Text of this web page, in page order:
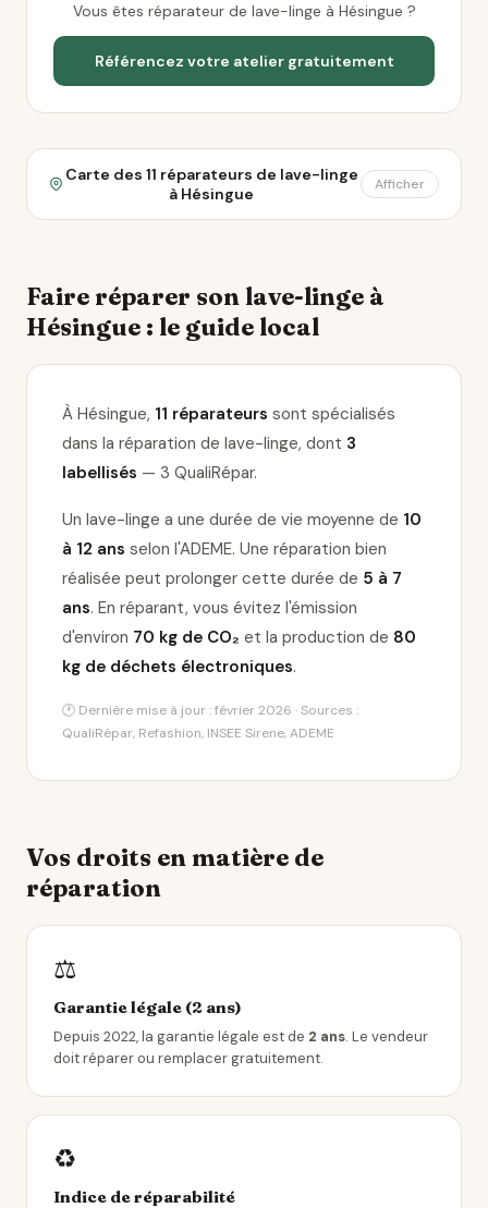
Vous êtes réparateur de lave-linge à Hésingue ?
Référencez votre atelier gratuitement
Carte des 11 réparateurs de lave-linge
à Hésingue
Afficher
Faire réparer son lave-linge à
Hésingue : le guide local
À Hésingue, 11 réparateurs sont spécialisés
dans la réparation de lave-linge, dont 3
labellisés — 3 QualiRépar.
Un lave-linge a une durée de vie moyenne de 10
à 12 ans selon l'ADEME. Une réparation bien
réalisée peut prolonger cette durée de 5 à 7
ans. En réparant, vous évitez l'émission
d'environ 70 kg de CO₂ et la production de 80
kg de déchets électroniques.
🕐 Dernière mise à jour : février 2026 · Sources :
QualiRépar, Refashion, INSEE Sirene, ADEME
Vos droits en matière de
réparation
⚖️
Garantie légale (2 ans)
Depuis 2022, la garantie légale est de 2 ans. Le vendeur
doit réparer ou remplacer gratuitement.
♻️
Indice de réparabilité